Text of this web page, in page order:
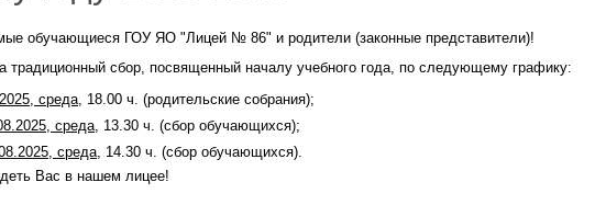
обучающиеся ГОУ ЯО "Лицей № 86" и родители (законные представители)!
традиционный сбор, посвященный началу учебного года, по следующему графику:
среда, 18.00 ч. (родительские собрания);
среда, 13.30 ч. (сбор обучающихся);
среда, 14.30 ч. (сбор обучающихся).
Вас в нашем лицее!